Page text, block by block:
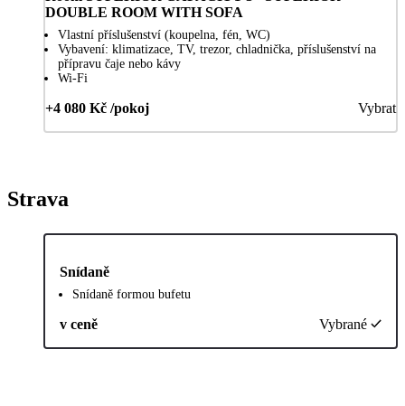
DOUBLE ROOM WITH SOFA
Vlastní příslušenství (koupelna, fén, WC)
Vybavení: klimatizace, TV, trezor, chladnička, příslušenství na
přípravu čaje nebo kávy
Wi-Fi
+4 080 Kč /pokoj Vybrat
Strava
Snídaně
Snídaně formou bufetu
v ceně Vybrané